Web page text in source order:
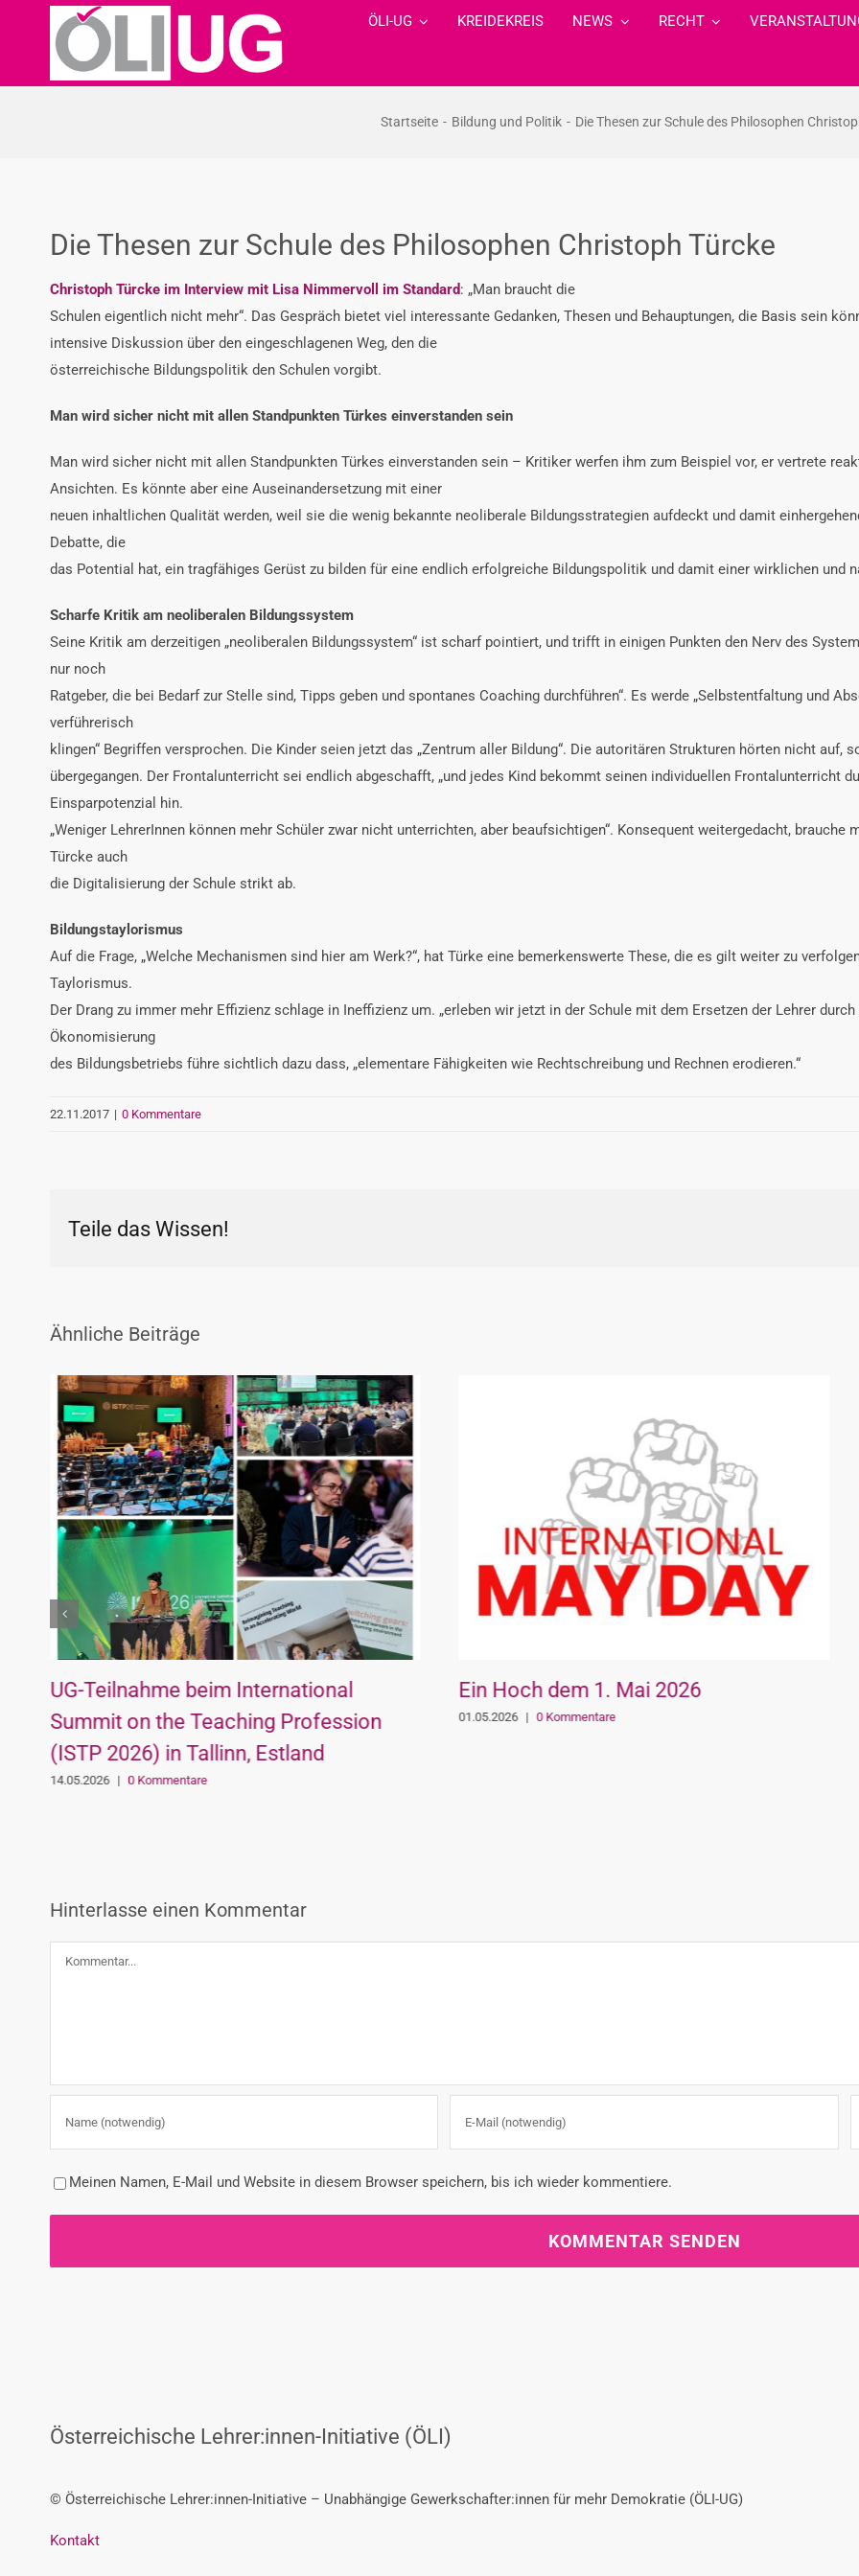
ÖLI-UG KREIDEKREIS NEWS RECHT
Startseite Bildung und Politik Die Thesen zur Schule des Philosophen
Die Thesen zur Schule des Philosophen Christoph Türcke
Christoph Türcke im Interview mit Lisa Nimmervoll im Standard: „Man braucht die
Schulen eigentlich nicht mehr“. Das Gespräch bietet viel interessante Gedanken, Thesen und Behauptungen, die Basis sein
intensive Diskussion über den eingeschlagenen Weg, den die
österreichische Bildungspolitik den Schulen vorgibt.
Man wird sicher nicht mit allen Standpunkten Türkes einverstanden sein
Man wird sicher nicht mit allen Standpunkten Türkes einverstanden sein – Kritiker werfen ihm zum Beispiel vor, er vertrete
Ansichten. Es könnte aber eine Auseinandersetzung mit einer
neuen inhaltlichen Qualität werden, weil sie die wenig bekannte neoliberale Bildungsstrategien aufdeckt und damit
Debatte, die
das Potential hat, ein tragfähiges Gerüst zu bilden für eine endlich erfolgreiche Bildungspolitik und damit einer wirklichen und
Scharfe Kritik am neoliberalen Bildungssystem
Seine Kritik am derzeitigen „neoliberalen Bildungssystem“ ist scharf pointiert, und trifft in einigen Punkten den Nerv des
nur noch
Ratgeber, die bei Bedarf zur Stelle sind, Tipps geben und spontanes Coaching durchführen“. Es werde „Selbstentfaltung und
verführerisch
klingen“ Begriffen versprochen. Die Kinder seien jetzt das „Zentrum aller Bildung“. Die autoritären Strukturen hörten nicht auf,
übergegangen. Der Frontalunterricht sei endlich abgeschafft, „und jedes Kind bekommt seinen individuellen Frontalunterricht
Einsparpotenzial hin.
„Weniger LehrerInnen können mehr Schüler zwar nicht unterrichten, aber beaufsichtigen“. Konsequent weitergedacht, brauche
Türcke auch
die Digitalisierung der Schule strikt ab.
Bildungstaylorismus
Auf die Frage, „Welche Mechanismen sind hier am Werk?“, hat Türke eine bemerkenswerte These, die es gilt weiter zu
Taylorismus.
Der Drang zu immer mehr Effizienz schlage in Ineffizienz um. „erleben wir jetzt in der Schule mit dem Ersetzen der Lehrer
Ökonomisierung
des Bildungsbetriebs führe sichtlich dazu dass, „elementare Fähigkeiten wie Rechtschreibung und Rechnen erodieren.“
22.11.2017 | 0 Kommentare
Teile das Wissen!
Ähnliche Beiträge
UG-Teilnahme beim International
Summit on the Teaching Profession
(ISTP 2026) in Tallinn, Estland
14.05.2026 | 0 Kommentare
Ein Hoch dem 1. Mai 2026
01.05.2026 | 0 Kommentare
Hinterlasse einen Kommentar
Kommentar
Meinen Namen, E-Mail und Website in diesem Browser speichern, bis ich wieder kommentiere.
Österreichische Lehrer:innen-Initiative (ÖLI)
© Österreichische Lehrer:innen-Initiative – Unabhängige Gewerkschafter:innen für mehr Demokratie (ÖLI-UG)
Kontakt